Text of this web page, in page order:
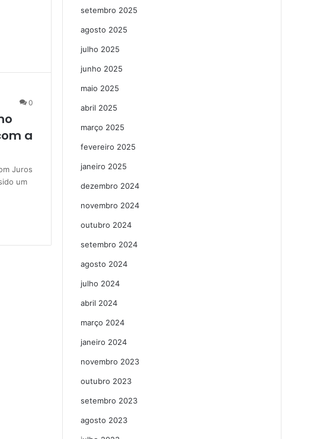
0
a
Juros
um
setembro 2025
agosto 2025
julho 2025
junho 2025
maio 2025
abril 2025
março 2025
fevereiro 2025
janeiro 2025
dezembro 2024
novembro 2024
outubro 2024
setembro 2024
agosto 2024
julho 2024
abril 2024
março 2024
janeiro 2024
novembro 2023
outubro 2023
setembro 2023
agosto 2023